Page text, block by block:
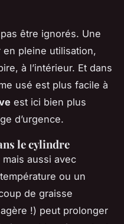
être ignorés. Une
pleine utilisation,
à l’intérieur. Et dans
usé est plus facile à
est ici bien plus
d’urgence.
le cylindre
mais aussi avec
ou un
de graisse
!) peut prolonger